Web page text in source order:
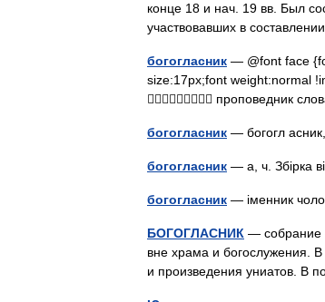
конце 18 и нач. 19 вв. Был
участвовавших в
богогласник — @font face
size:17px;font weight:normal
 проповедник
богогласник — богогл
богогласник — а, ч. Збірка
богогласник — іменник
БОГОГЛАСНИК — собрание
вне храма и богослужения.
и произведения униатов. В